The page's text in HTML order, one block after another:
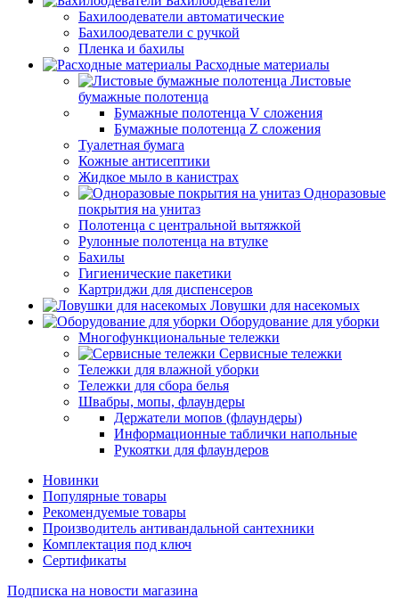
Бахилоодеватели автоматические
Бахилоодеватели с ручкой
Пленка и бахилы
Расходные материалы
Листовые
бумажные полотенца
Бумажные полотенца V сложения
Бумажные полотенца Z сложения
Туалетная бумага
Кожные антисептики
Жидкое мыло в канистрах
Одноразовые
покрытия на унитаз
Полотенца с центральной вытяжкой
Рулонные полотенца на втулке
Бахилы
Гигиенические пакетики
Картриджи для диспенсеров
Ловушки для насекомых
Оборудование для уборки
Многофункциональные тележки
Сервисные тележки
Тележки для влажной уборки
Тележки для сбора белья
Швабры, мопы, флаундеры
Держатели мопов (флаундеры)
Информационные таблички напольные
Рукоятки для флаундеров
Новинки
Популярные товары
Рекомендуемые товары
Производитель антивандальной сантехники
Комплектация под ключ
Сертификаты
Подписка на новости магазина